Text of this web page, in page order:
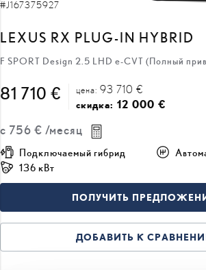
#J167375927
LEXUS RX PLUG-IN HYBRID
F SPORT Design 2.5 LHD e-CVT (Полный
81 710 € цена: 93 710 €
скидка: 12 000 €
с 756 € /месяц
Подключаемый гибрид
136 кВт
ПОЛУЧИТЬ
ДОБАВИТЬ К